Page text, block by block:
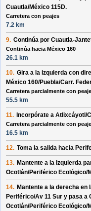
Cuautla/México 115D.
Carretera con peajes
7.2 km
9. Continúa por Cuautla-
Continúa hacia México 160
26.1 km
10. Gira a la izquierda con
México 160/Puebla/Carr.
Carretera parcialmente con
55.5 km
11. Incorpórate a Atlixcáyotl/
Carretera parcialmente con
16.5 km
12. Toma la salida hacia
13. Mantente a la izquierda
Ocotlán/Periférico Ecológico/
14. Mantente a la derecha en
Periférico/Av 11 Sur y pasa a
Ocotlán/Periférico Ecológico/